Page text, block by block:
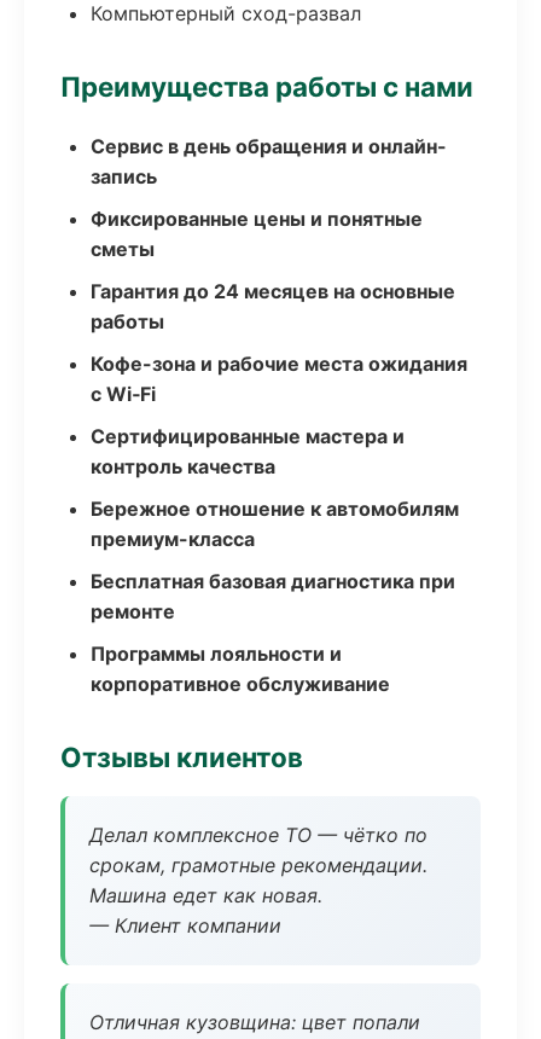
Компьютерный сход-развал
Преимущества работы с нами
Сервис в день обращения и онлайн-
запись
Фиксированные цены и понятные
сметы
Гарантия до 24 месяцев на основные
работы
Кофе-зона и рабочие места ожидания
с Wi‑Fi
Сертифицированные мастера и
контроль качества
Бережное отношение к автомобилям
премиум-класса
Бесплатная базовая диагностика при
ремонте
Программы лояльности и
корпоративное обслуживание
Отзывы клиентов
Делал комплексное ТО — чётко по
срокам, грамотные рекомендации.
Машина едет как новая.
— Клиент компании
Отличная кузовщина: цвет попали